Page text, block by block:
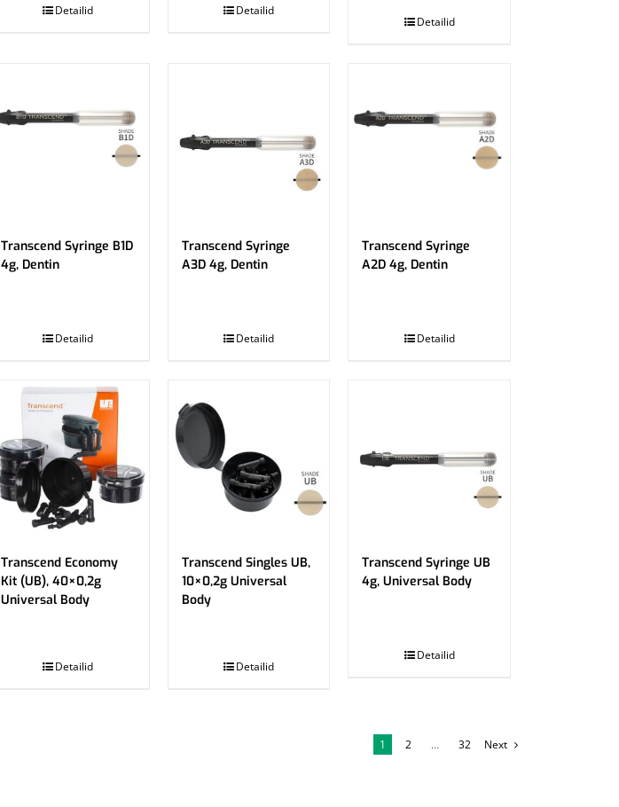
Detailid Detailid
Detailid
Transcend Syringe B1D
4g, Dentin
Detailid
Transcend Syringe
A3D 4g, Dentin
Detailid
Transcend Syringe
A2D 4g, Dentin
Detailid
Transcend Economy
Kit (UB), 40×0,2g
Universal Body
Detailid
Transcend Singles UB,
10×0,2g Universal
Body
Detailid
Transcend Syringe UB
4g, Universal Body
Detailid
1 2 … 32 Next